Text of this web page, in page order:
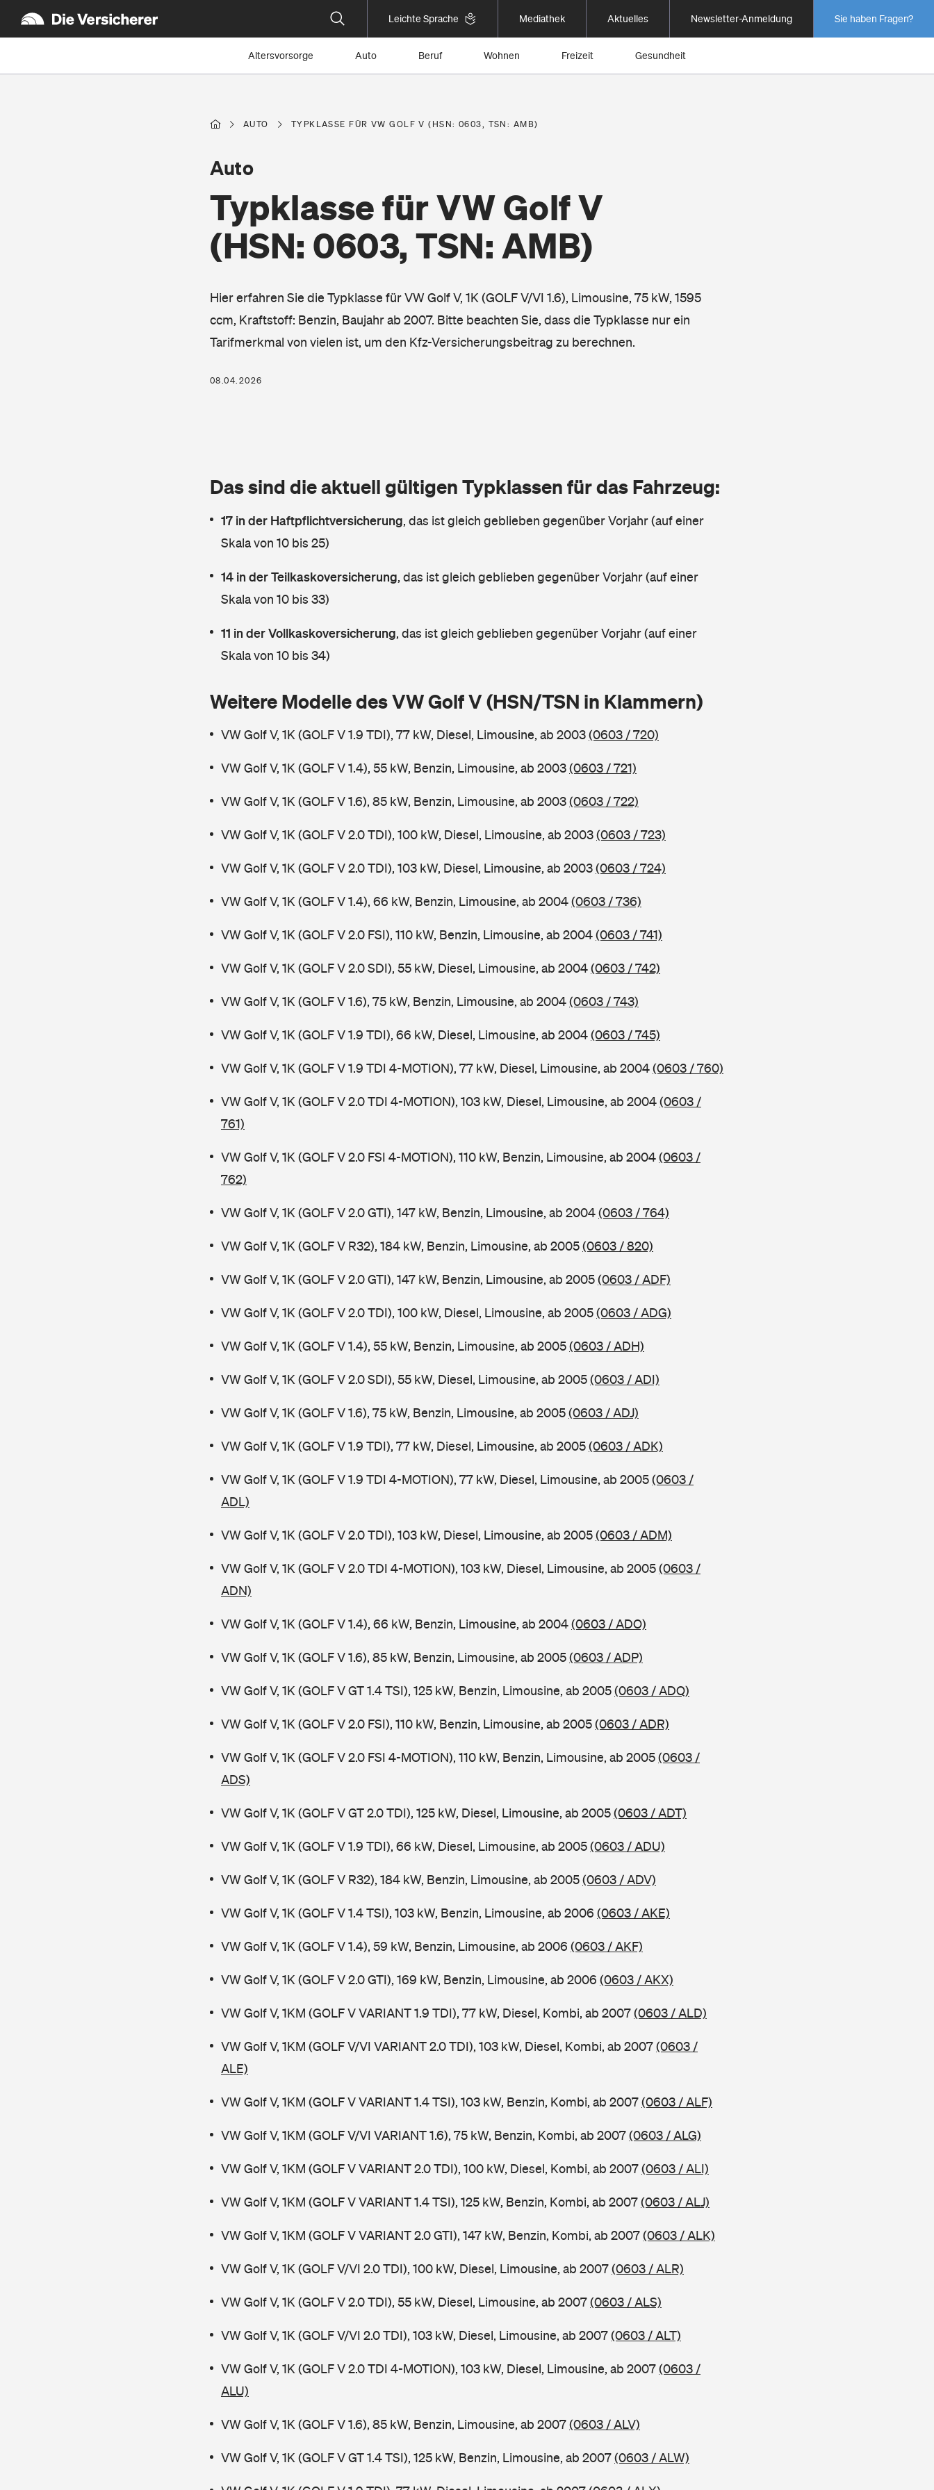
Leichte Sprache Mediathek Aktuelles Newsletter-Anmeldung Sie haben Fragen?
Altersvorsorge Auto Beruf Wohnen Freizeit Gesundheit
AUTO TYPKLASSE FÜR VW GOLF V (HSN: 0603, TSN: AMB)
Typklasse für VW Golf V
(HSN: 0603, TSN: AMB)
Auto
Hier erfahren Sie die Typklasse für VW Golf V, 1K (GOLF V/VI 1.6), Limousine, 75 kW, 1595
ccm, Kraftstoff: Benzin, Baujahr ab 2007. Bitte beachten Sie, dass die Typklasse nur ein
Tarifmerkmal von vielen ist, um den Kfz-Versicherungsbeitrag zu berechnen.
08.04.2026
Das sind die aktuell gültigen Typklassen für das Fahrzeug:
17 in der Haftpflichtversicherung, das ist gleich geblieben gegenüber Vorjahr (auf einer
Skala von 10 bis 25)
14 in der Teilkaskoversicherung, das ist gleich geblieben gegenüber Vorjahr (auf einer
Skala von 10 bis 33)
11 in der Vollkaskoversicherung, das ist gleich geblieben gegenüber Vorjahr (auf einer
Skala von 10 bis 34)
Weitere Modelle des VW Golf V (HSN/TSN in Klammern)
VW Golf V, 1K (GOLF V 1.9 TDI), 77 kW, Diesel, Limousine, ab 2003(0603 / 720)
VW Golf V, 1K (GOLF V 1.4), 55 kW, Benzin, Limousine, ab 2003(0603 / 721)
VW Golf V, 1K (GOLF V 1.6), 85 kW, Benzin, Limousine, ab 2003(0603 / 722)
VW Golf V, 1K (GOLF V 2.0 TDI), 100 kW, Diesel, Limousine, ab 2003(0603 / 723)
VW Golf V, 1K (GOLF V 2.0 TDI), 103 kW, Diesel, Limousine, ab 2003(0603 / 724)
VW Golf V, 1K (GOLF V 1.4), 66 kW, Benzin, Limousine, ab 2004(0603 / 736)
VW Golf V, 1K (GOLF V 2.0 FSI), 110 kW, Benzin, Limousine, ab 2004(0603 / 741)
VW Golf V, 1K (GOLF V 2.0 SDI), 55 kW, Diesel, Limousine, ab 2004(0603 / 742)
VW Golf V, 1K (GOLF V 1.6), 75 kW, Benzin, Limousine, ab 2004(0603 / 743)
VW Golf V, 1K (GOLF V 1.9 TDI), 66 kW, Diesel, Limousine, ab 2004(0603 / 745)
VW Golf V, 1K (GOLF V 1.9 TDI 4-MOTION), 77 kW, Diesel, Limousine, ab 2004(0603 / 760)
VW Golf V, 1K (GOLF V 2.0 TDI 4-MOTION), 103 kW, Diesel, Limousine, ab 2004(0603 /
761)
VW Golf V, 1K (GOLF V 2.0 FSI 4-MOTION), 110 kW, Benzin, Limousine, ab 2004(0603 /
762)
VW Golf V, 1K (GOLF V 2.0 GTI), 147 kW, Benzin, Limousine, ab 2004(0603 / 764)
VW Golf V, 1K (GOLF V R32), 184 kW, Benzin, Limousine, ab 2005(0603 / 820)
VW Golf V, 1K (GOLF V 2.0 GTI), 147 kW, Benzin, Limousine, ab 2005(0603 / ADF)
VW Golf V, 1K (GOLF V 2.0 TDI), 100 kW, Diesel, Limousine, ab 2005(0603 / ADG)
VW Golf V, 1K (GOLF V 1.4), 55 kW, Benzin, Limousine, ab 2005(0603 / ADH)
VW Golf V, 1K (GOLF V 2.0 SDI), 55 kW, Diesel, Limousine, ab 2005(0603 / ADI)
VW Golf V, 1K (GOLF V 1.6), 75 kW, Benzin, Limousine, ab 2005(0603 / ADJ)
VW Golf V, 1K (GOLF V 1.9 TDI), 77 kW, Diesel, Limousine, ab 2005(0603 / ADK)
VW Golf V, 1K (GOLF V 1.9 TDI 4-MOTION), 77 kW, Diesel, Limousine, ab 2005(0603 /
ADL)
VW Golf V, 1K (GOLF V 2.0 TDI), 103 kW, Diesel, Limousine, ab 2005(0603 / ADM)
VW Golf V, 1K (GOLF V 2.0 TDI 4-MOTION), 103 kW, Diesel, Limousine, ab 2005(0603 /
ADN)
VW Golf V, 1K (GOLF V 1.4), 66 kW, Benzin, Limousine, ab 2004(0603 / ADO)
VW Golf V, 1K (GOLF V 1.6), 85 kW, Benzin, Limousine, ab 2005(0603 / ADP)
VW Golf V, 1K (GOLF V GT 1.4 TSI), 125 kW, Benzin, Limousine, ab 2005(0603 / ADQ)
VW Golf V, 1K (GOLF V 2.0 FSI), 110 kW, Benzin, Limousine, ab 2005(0603 / ADR)
VW Golf V, 1K (GOLF V 2.0 FSI 4-MOTION), 110 kW, Benzin, Limousine, ab 2005(0603 /
ADS)
VW Golf V, 1K (GOLF V GT 2.0 TDI), 125 kW, Diesel, Limousine, ab 2005(0603 / ADT)
VW Golf V, 1K (GOLF V 1.9 TDI), 66 kW, Diesel, Limousine, ab 2005(0603 / ADU)
VW Golf V, 1K (GOLF V R32), 184 kW, Benzin, Limousine, ab 2005(0603 / ADV)
VW Golf V, 1K (GOLF V 1.4 TSI), 103 kW, Benzin, Limousine, ab 2006 (0603 / AKE)
VW Golf V, 1K (GOLF V 1.4), 59 kW, Benzin, Limousine, ab 2006 (0603 / AKF)
VW Golf V, 1K (GOLF V 2.0 GTI), 169 kW, Benzin, Limousine, ab 2006 (0603 / AKX)
VW Golf V, 1KM (GOLF V VARIANT 1.9 TDI), 77 kW, Diesel, Kombi, ab 2007(0603 / ALD)
VW Golf V, 1KM (GOLF V/VI VARIANT 2.0 TDI), 103 kW, Diesel, Kombi, ab 2007(0603 /
ALE)
VW Golf V, 1KM (GOLF V VARIANT 1.4 TSI), 103 kW, Benzin, Kombi, ab 2007(0603 / ALF)
VW Golf V, 1KM (GOLF V/VI VARIANT 1.6), 75 kW, Benzin, Kombi, ab 2007(0603 / ALG)
VW Golf V, 1KM (GOLF V VARIANT 2.0 TDI), 100 kW, Diesel, Kombi, ab 2007(0603 / ALI)
VW Golf V, 1KM (GOLF V VARIANT 1.4 TSI), 125 kW, Benzin, Kombi, ab 2007(0603 / ALJ)
VW Golf V, 1KM (GOLF V VARIANT 2.0 GTI), 147 kW, Benzin, Kombi, ab 2007(0603 / ALK)
VW Golf V, 1K (GOLF V/VI 2.0 TDI), 100 kW, Diesel, Limousine, ab 2007(0603 / ALR)
VW Golf V, 1K (GOLF V 2.0 TDI), 55 kW, Diesel, Limousine, ab 2007(0603 / ALS)
VW Golf V, 1K (GOLF V/VI 2.0 TDI), 103 kW, Diesel, Limousine, ab 2007(0603 / ALT)
VW Golf V, 1K (GOLF V 2.0 TDI 4-MOTION), 103 kW, Diesel, Limousine, ab 2007(0603 /
ALU)
VW Golf V, 1K (GOLF V 1.6), 85 kW, Benzin, Limousine, ab 2007(0603 / ALV)
VW Golf V, 1K (GOLF V GT 1.4 TSI), 125 kW, Benzin, Limousine, ab 2007(0603 / ALW)